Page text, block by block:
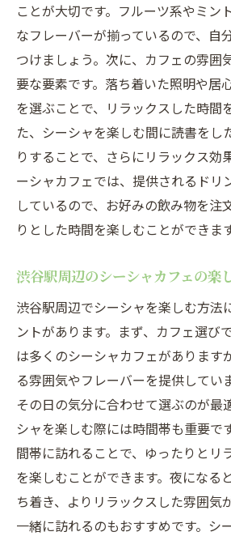
ことが大切です。フルーツ系やミン
なフレーバーが揃っているので、自
つけましょう。次に、カフェの雰囲
要な要素です。落ち着いた照明や居
を選ぶことで、リラックスした時間
た、シーシャを楽しむ間に読書をし
りすることで、さらにリラックス効
ーシャカフェでは、提供されるドリ
しているので、お好みの飲み物を注
りとした時間を楽しむことができます
渋谷駅周辺のシーシャカフェの楽
渋谷駅周辺でシーシャを楽しむ方法
ントがあります。まず、カフェ選び
は多くのシーシャカフェがあります
る雰囲気やフレーバーを提供してい
その日の気分に合わせて選ぶのが最
シャを楽しむ際には時間帯も重要で
間帯に訪れることで、ゆったりとリ
を楽しむことができます。夜になる
ち着き、よりリラックスした雰囲気
一緒に訪れるのもおすすめです。シ